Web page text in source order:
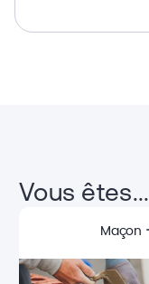
Vous êtes...
Maçon